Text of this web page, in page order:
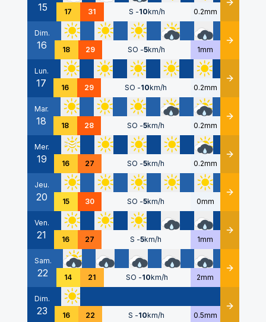
15 17 31 S -10km/h 0.2mm Détails
Dim.
16 18 29 SO -5km/h 1mm Détails
Lun.
17 16 29 SO -10km/h 0.2mm Détails
Mar.
18 18 28 SO -5km/h 0.2mm Détails
Mer.
19 16 27 SO -5km/h 0.2mm Détails
Jeu.
20 15 30 SO -5km/h 0mm Détails
Ven.
21 16 27 S -5km/h 1mm Détails
Sam.
22 14 21 SO -10km/h 2mm Détails
Dim.
23 16 22 S -10km/h 0.5mm Détails